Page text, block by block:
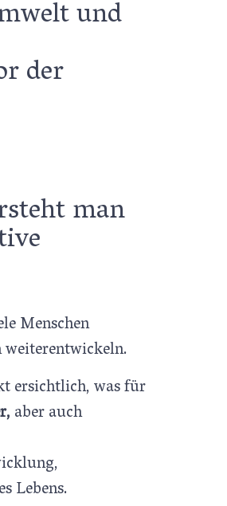
und
der
man
Menschen
ersichtlich, was für
aber auch
Lebens.